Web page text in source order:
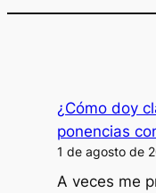
¿Cómo doy
ponencias
1 de agosto de
A veces me